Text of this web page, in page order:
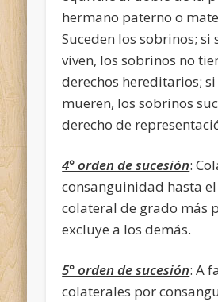
hermano paterno o
Suceden los sobrinos; si
viven, los sobrinos no
derechos hereditarios;
mueren, los sobrinos
derecho de
4° orden de sucesión:
consanguinidad hasta el
colateral de grado más
excluye a los demás.
5° orden de sucesión: A
colaterales por